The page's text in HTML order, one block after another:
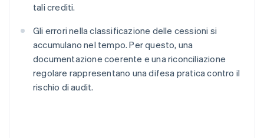
tali crediti.
Gli errori nella classificazione delle cessioni si
accumulano nel tempo. Per questo, una
documentazione coerente e una riconciliazione
regolare rappresentano una difesa pratica contro il
rischio di audit.